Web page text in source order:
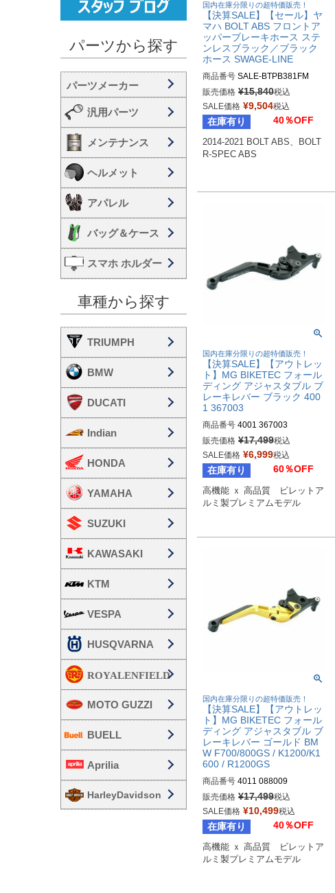
パーツから探す
汎用パーツ
メンテナンス
ヘルメット
アパレル
バッグ＆ケース
スマホ ホルダー
車種から探す
TRIUMPH
BMW
DUCATI
Indian
HONDA
YAMAHA
SUZUKI
KAWASAKI
KTM
VESPA
HUSQVARNA
MOTO GUZZI
BUELL
Aprilia
HarleyDavidson
国内在庫分限りの超特価販売！
【決算SALE】【セール】ヤ
マハ BOLT ABS フロントア
ッパーブレーキホース ステ
ンレスブラック／ブラック
ホース SWAGE-LINE
商品番号 SALE-BTPB381FM
販売価格 ¥15,840税込
SALE価格 ¥9,504税込
在庫有り 40％OFF
2014-2021 BOLT ABS、BOLT
R-SPEC ABS
国内在庫分限りの超特価販売！
【決算SALE】【アウトレッ
ト】MG BIKETEC フォール
ディング アジャスタブル ブ
レーキレバー ブラック 400
1 367003
商品番号 4001 367003
販売価格 ¥17,499税込
SALE価格 ¥6,999税込
在庫有り 60％OFF
高機能 ｘ 高品質　ビレットア
ルミ製プレミアムモデル
国内在庫分限りの超特価販売！
【決算SALE】【アウトレッ
ト】MG BIKETEC フォール
ディング アジャスタブル ブ
レーキレバー ゴールド BM
W F700/800GS / K1200/K1
600 / R1200GS
商品番号 4011 088009
販売価格 ¥17,499税込
SALE価格 ¥10,499税込
在庫有り 40％OFF
高機能 ｘ 高品質　ビレットア
ルミ製プレミアムモデル